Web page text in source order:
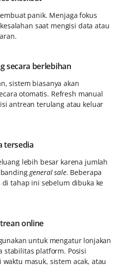
panik. Menjaga fokus
saat mengisi data atau
secara berlebihan
sistem biasanya akan
otomatis. Refresh manual
antrean terulang atau keluar
tersedia
lebih besar karena jumlah
general sale. Beberapa
tahap ini sebelum dibuka ke
online
untuk mengatur lonjakan
stabilitas platform. Posisi
masuk, sistem acak, atau